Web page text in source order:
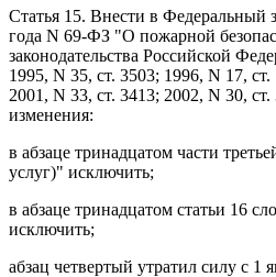
Статья 15. Внести в Федеральный
года N 69-ФЗ "О пожарной
законодательства Российской
1995, N 35, ст. 3503; 1996, N 17,
2001, N 33, ст. 3413; 2002, N 30,
изменения:
в абзаце тринадцатом части
услуг)" исключить;
в абзаце тринадцатом статьи 16
исключить;
абзац четвертый утратил силу с 1